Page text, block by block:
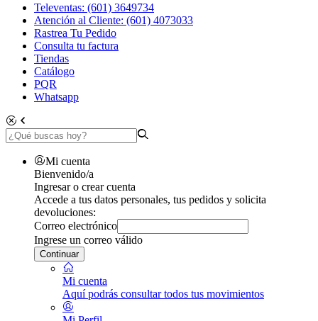
Televentas: (601) 3649734
Atención al Cliente: (601) 4073033
Rastrea Tu Pedido
Consulta tu factura
Tiendas
Catálogo
PQR
Whatsapp
Mi cuenta
Bienvenido/a
Ingresar o crear cuenta
Accede a tus datos personales, tus pedidos y solicita
devoluciones:
Correo electrónico
Ingrese un correo válido
Continuar
Mi cuenta
Aquí podrás consultar todos tus movimientos